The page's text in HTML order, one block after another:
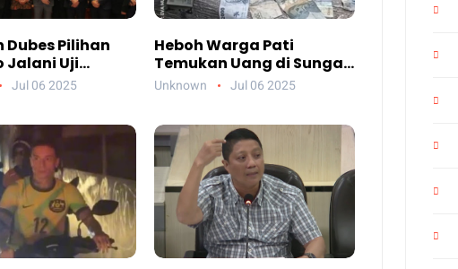
Dubes Pilihan
Jalani Uji
DPR, Siapa
Jul 06 2025
Heboh Warga Pati
Temukan Uang di Sungai,
Netizen Sebut Fenomena
Unknown Jul 06 2025